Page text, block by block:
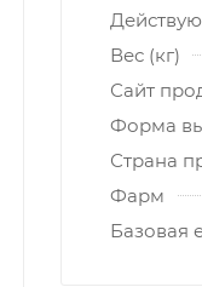
Вес (кг)
Сайт
Форма
Страна
Фарм
Базовая